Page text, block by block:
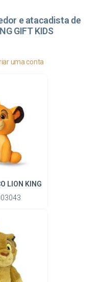
e atacadista de
GIFT KIDS
uma conta
LION KING